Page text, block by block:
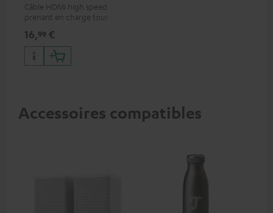
Câble HDMI high speed
prenant en charge tous les
50/60p et 4K 3D
16,99 €
Accessoires compatibles